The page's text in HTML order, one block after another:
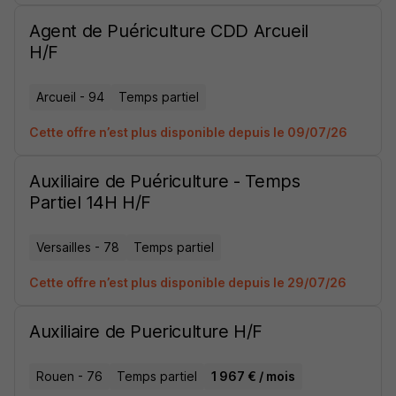
Agent de Puériculture CDD Arcueil
H/F
Arcueil - 94 Temps partiel
Cette offre n’est plus disponible depuis le 09/07/26
Auxiliaire de Puériculture - Temps
Partiel 14H H/F
Versailles - 78 Temps partiel
Cette offre n’est plus disponible depuis le 29/07/26
Auxiliaire de Puericulture H/F
Rouen - 76 Temps partiel 1 967 € / mois